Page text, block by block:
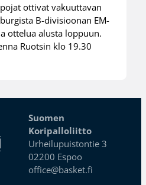
ottivat vakuuttavan
B-divisioonan EM-
ottelua alusta loppuun.
Ruotsin klo 19.30
Suomen
Koripalloliitto
Urheilupuistontie 3
02200 Espoo
office@basket.fi